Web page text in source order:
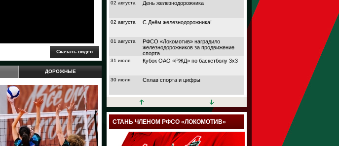
ДОРОЖНЫЕ
02 августа День железнодорожника
02 августа С Днём железнодорожника!
01 августа
РФСО «Локомотив» наградило
железнодорожников за продвижение
спорта
31 июля Кубок ОАО «РЖД» по баскетболу 3х3
30 июля Сплав спорта и цифры
27 июля
Кубок АО «НПФ
Дорога в большой спорт
23 июля Поймали волну удачи
СТАНЬ ЧЛЕНОМ РФСО «ЛОКОМОТИВ»